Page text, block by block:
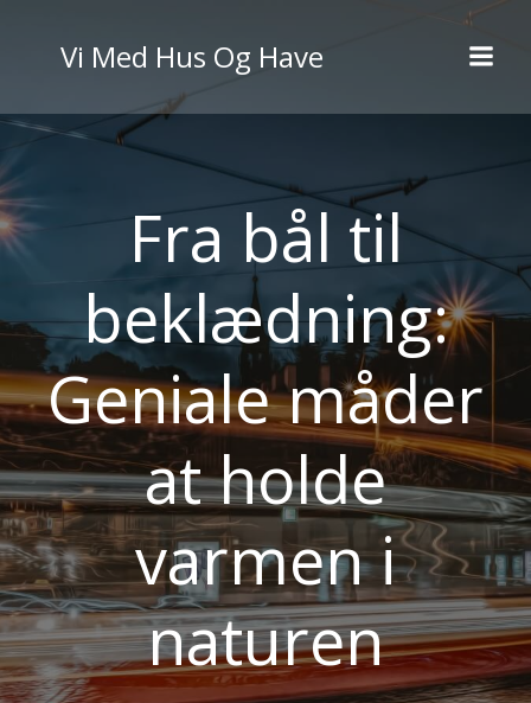
til
indhold
Vi Med Hus Og Have
Fra bål til
beklædning:
Geniale måder
at holde
varmen i
naturen